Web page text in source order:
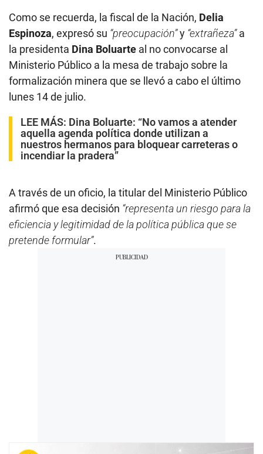
Como se recuerda, la fiscal de la Nación, Delia
Espinoza, expresó su “preocupación”y “extrañeza”a
la presidenta Dina Boluarte al no convocarse al
Ministerio Público a la mesa de trabajo sobre la
formalización minera que se llevó a cabo el último
lunes 14 de julio.
LEE MÁS: Dina Boluarte: “No vamos a atender
aquella agenda política donde utilizan a
nuestros hermanos para bloquear carreteras o
incendiar la pradera”
A través de un oficio, la titular del Ministerio Público
afirmó que esa decisión “representa un riesgo para la
eficiencia y legitimidad de la política pública que se
pretende formular”.